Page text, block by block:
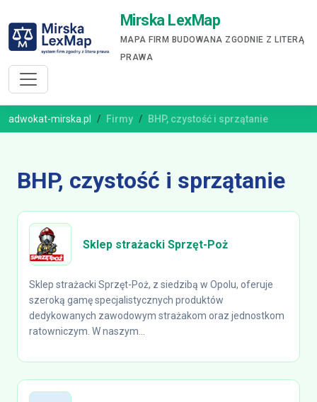
Mirska LexMap
MAPA FIRM BUDOWANA ZGODNIE Z LITERĄ
PRAWA
adwokat-mirska.pl Firmy BHP, czystość i sprzątanie
BHP, czystość i sprzątanie
Sklep strażacki Sprzęt-Poż
Sklep strażacki Sprzęt-Poż, z siedzibą w Opolu, oferuje
szeroką gamę specjalistycznych produktów
dedykowanych zawodowym strażakom oraz jednostkom
ratowniczym. W naszym...